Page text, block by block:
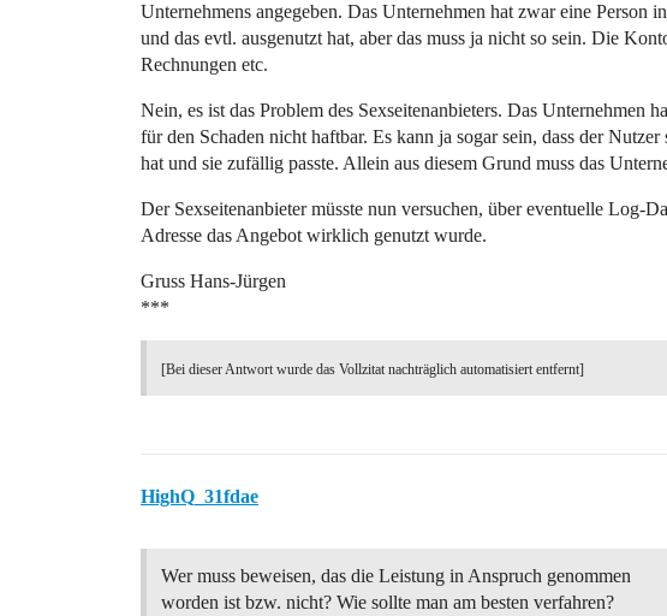
Unternehmens angegeben. Das Unternehmen hat zwar eine Person
und das evtl. ausgenutzt hat, aber das muss ja nicht so sein. Die
Rechnungen etc.
Nein, es ist das Problem des Sexseitenanbieters. Das Unternehmen
für den Schaden nicht haftbar. Es kann ja sogar sein, dass der
hat und sie zufällig passte. Allein aus diesem Grund muss das
Der Sexseitenanbieter müsste nun versuchen, über eventuelle Log-
Adresse das Angebot wirklich genutzt wurde.
Gruss Hans-Jürgen
***
[Bei dieser Antwort wurde das Vollzitat nachträglich automatisiert entfernt]
HighQ_31fdae
Wer muss beweisen, das die Leistung in Anspruch genommen
worden ist bzw. nicht? Wie sollte man am besten verfahren?